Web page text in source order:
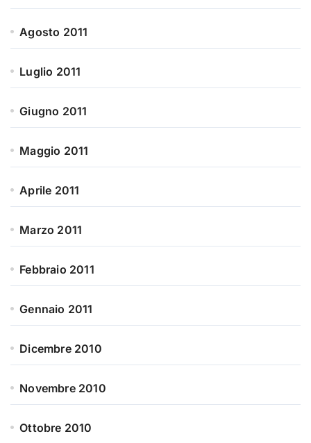
Agosto 2011
Luglio 2011
Giugno 2011
Maggio 2011
Aprile 2011
Marzo 2011
Febbraio 2011
Gennaio 2011
Dicembre 2010
Novembre 2010
Ottobre 2010